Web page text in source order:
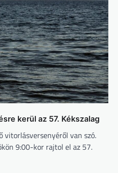
kerül az 57. Kékszalag
vitorlásversenyéről van szó.
9:00-kor rajtol el az 57.